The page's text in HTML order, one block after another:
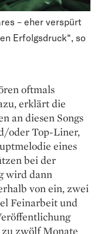
– eher verspürt
Erfolgsdruck“, so
oftmals
erklärt die
an diesen Songs
oder Top-Liner,
eines
bei der
wird dann
von ein, zwei
Fein­arbeit und
zu zwölf Mo­nate